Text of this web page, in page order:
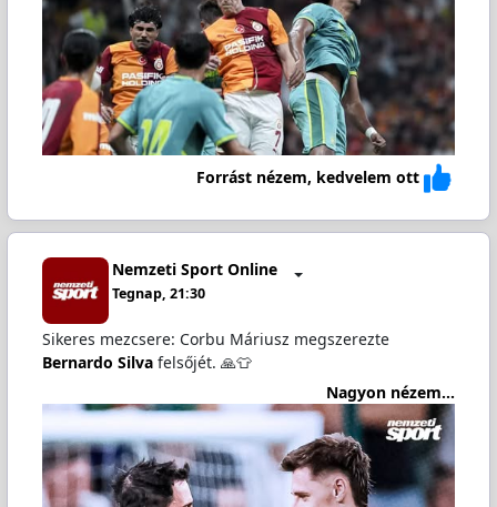
Forrást nézem, kedvelem ott
Nemzeti Sport Online
Tegnap, 21:30
Sikeres mezcsere: Corbu Máriusz megszerezte
Bernardo Silvafelsőjét. 🙏👕
Nagyon nézem...